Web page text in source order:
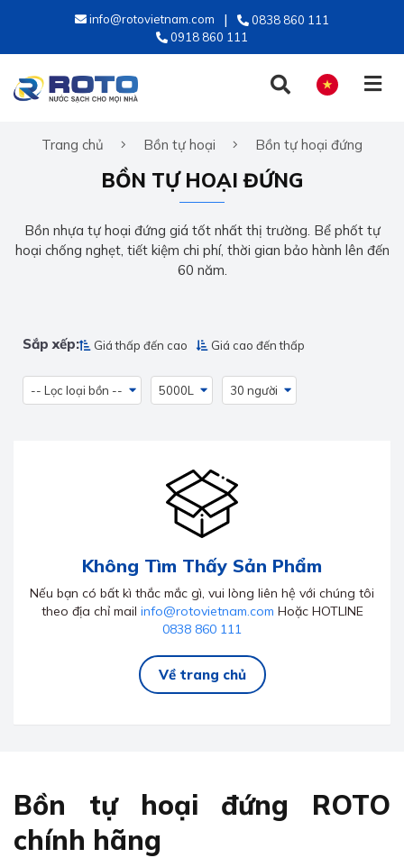
info@rotovietnam.com
0838 860 111
0918 860 111
TIẾNG VIỆT
Trang chủ Bồn tự hoại Bồn tự hoại đứng
BỒN TỰ HOẠI ĐỨNG
Bồn nhựa tự hoại đứng giá tốt nhất thị trường. Bể phốt tự
hoại chống nghẹt, tiết kiệm chi phí, thời gian bảo hành lên đến
60 năm.
Sắp xếp: Giá thấp đến cao Giá cao đến thấp
-- Lọc loại bồn -- 5000L 30 người
Không Tìm Thấy Sản Phẩm
Nếu bạn có bất kì thắc mắc gì, vui lòng liên hệ với chúng tôi
theo địa chỉ mail info@rotovietnam.com Hoặc HOTLINE
0838 860 111
Về trang chủ
Bồn tự hoại đứng ROTO
chính hãng